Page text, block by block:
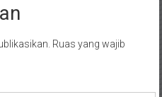
Ruas yang wajib